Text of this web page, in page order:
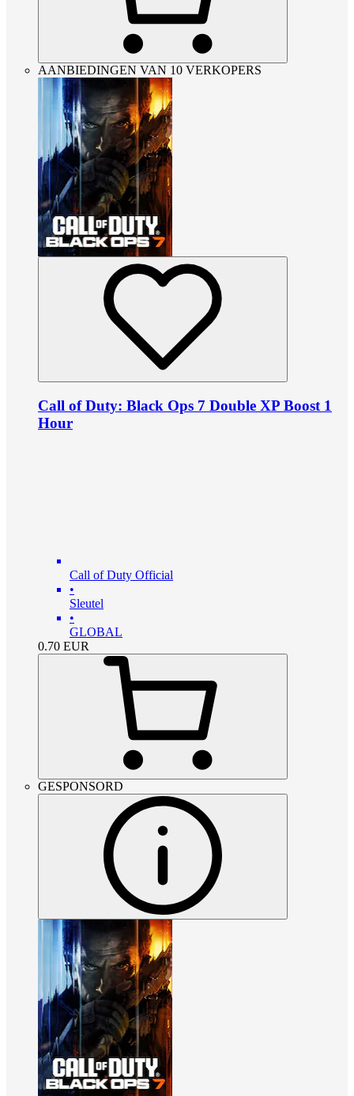
AANBIEDINGEN VAN 10 VERKOPERS
Call of Duty: Black Ops 7 Double XP Boost 1
Hour
Call of Duty Official
•
Sleutel
•
GLOBAL
0.70 EUR
GESPONSORD